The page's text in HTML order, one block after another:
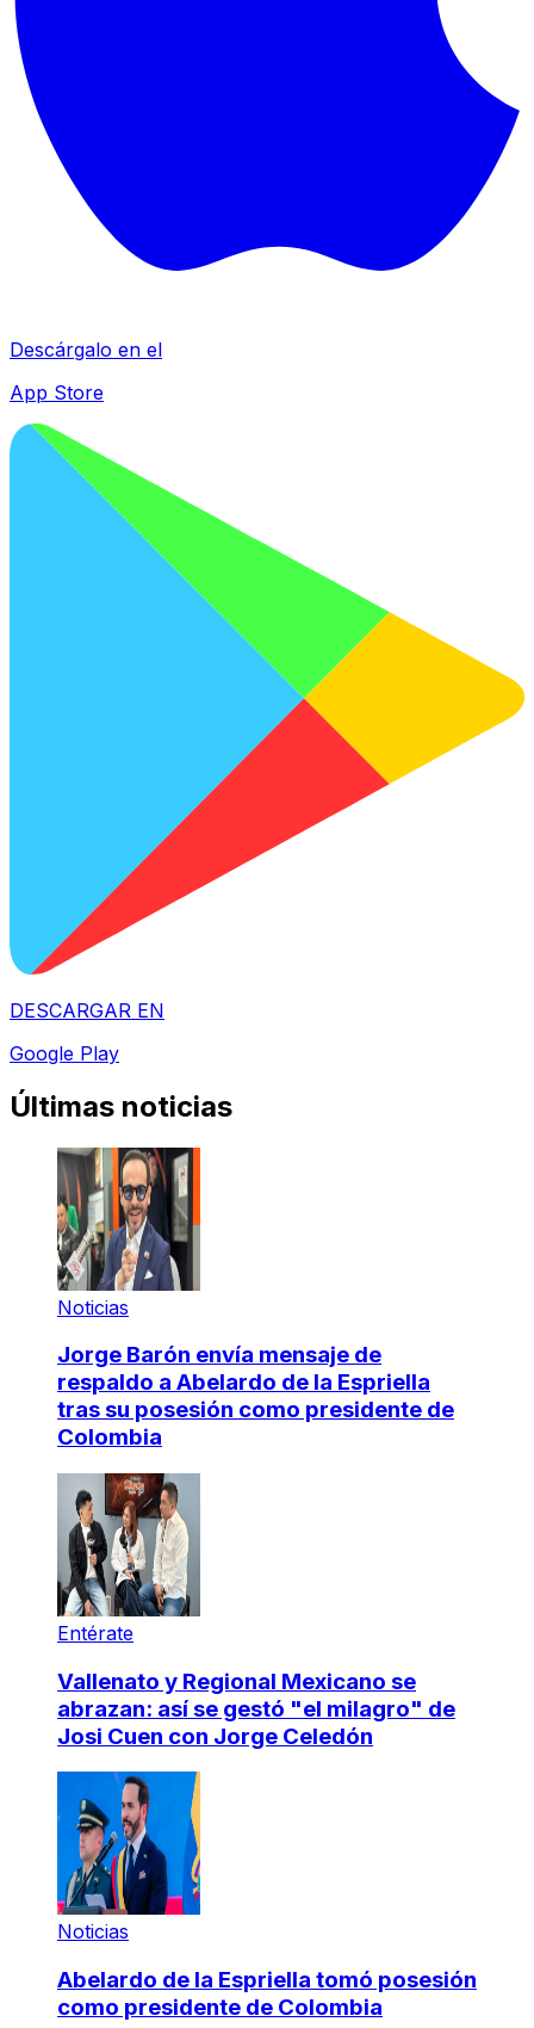
Descárgalo en el
App Store
DESCARGAR EN
Google Play
Últimas noticias
Noticias
Jorge Barón envía mensaje de
respaldo a Abelardo de la Espriella
tras su posesión como presidente de
Colombia
Entérate
Vallenato y Regional Mexicano se
abrazan: así se gestó "el milagro" de
Josi Cuen con Jorge Celedón
Noticias
Abelardo de la Espriella tomó posesión
como presidente de Colombia